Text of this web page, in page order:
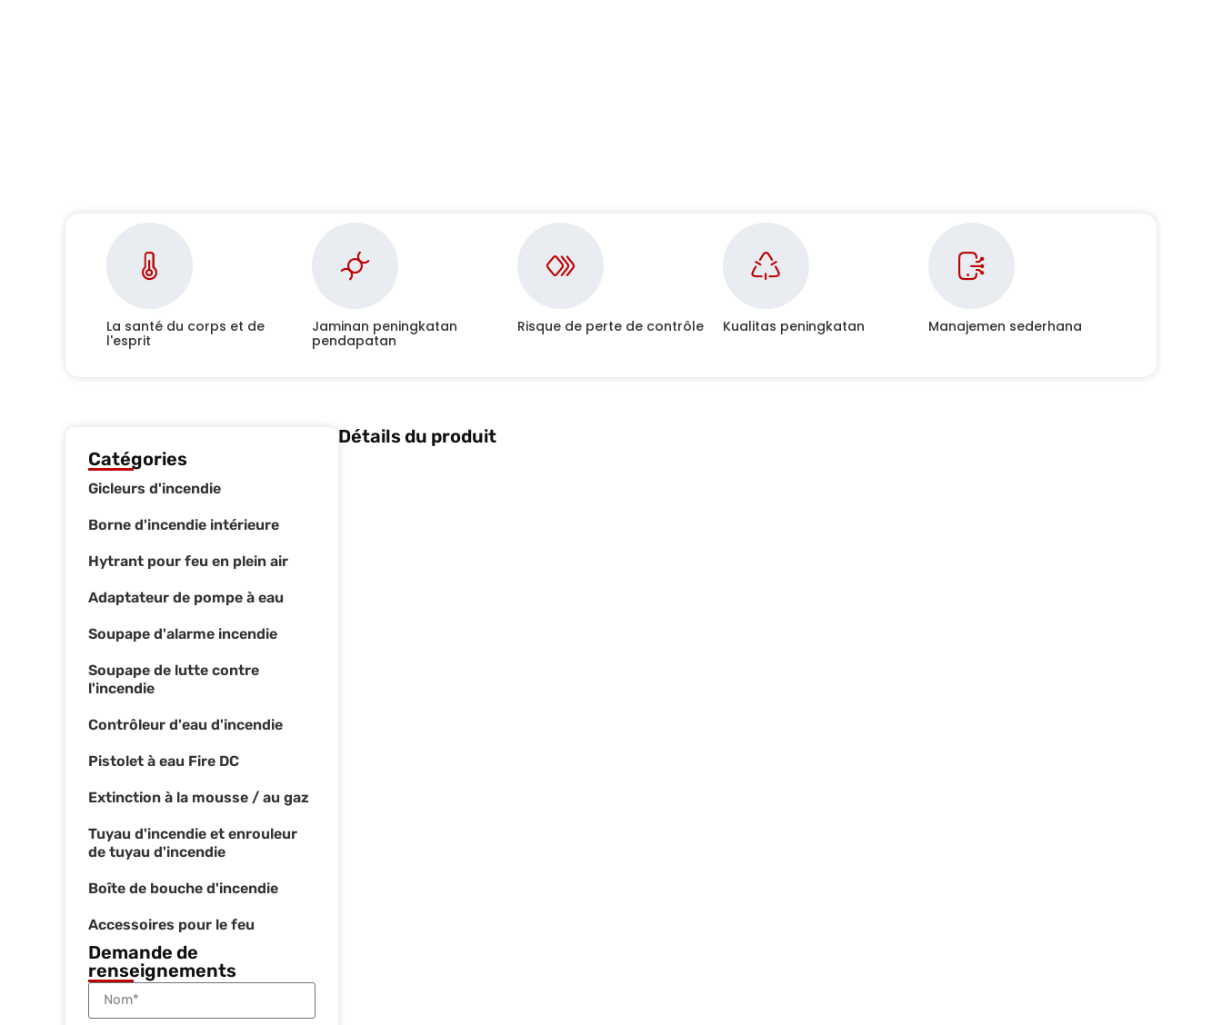
La santé du corps et de
l'esprit
Jaminan peningkatan
pendapatan
Risque de perte de contrôle Kualitas peningkatan Manajemen sederhana
Catégories
Gicleurs d'incendie
Borne d'incendie intérieure
Hytrant pour feu en plein air
Adaptateur de pompe à eau
Soupape d'alarme incendie
Soupape de lutte contre
l'incendie
Contrôleur d'eau d'incendie
Pistolet à eau Fire DC
Extinction à la mousse / au gaz
Tuyau d'incendie et enrouleur
de tuyau d'incendie
Boîte de bouche d'incendie
Accessoires pour le feu
Demande de
renseignements
Détails du produit